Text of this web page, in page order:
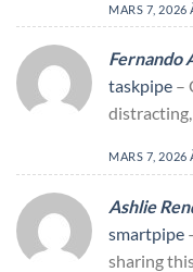
MARS 7, 2026
Fernando
taskpipe –
MARS 7, 2026
Ashlie
smartpipe
sharing